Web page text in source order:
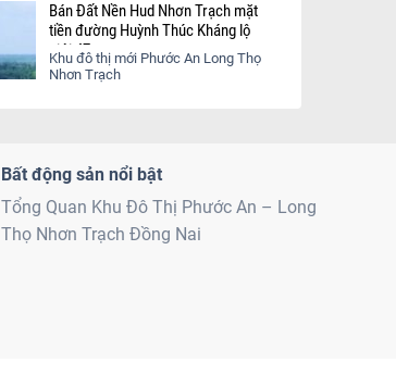
Bán Đất Nền Hud Nhơn Trạch mặt
tiền đường Huỳnh Thúc Kháng lộ
giới 47m
Khu đô thị mới Phước An Long Thọ
Nhơn Trạch
Bất động sản nổi bật
Tổng Quan Khu Đô Thị Phước An – Long
Thọ Nhơn Trạch Đồng Nai